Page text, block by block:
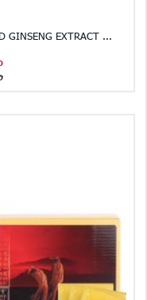
GINSENG EXTRACT ...